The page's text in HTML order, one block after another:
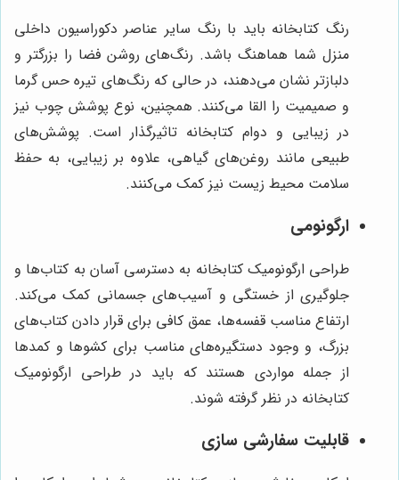
رنگ کتابخانه باید با رنگ سایر عناصر دکوراسیون داخلی
منزل شما هماهنگ باشد. رنگ‌های روشن فضا را بزرگتر و
دلبازتر نشان می‌دهند، در حالی که رنگ‌های تیره حس گرما
و صمیمیت را القا می‌کنند. همچنین، نوع پوشش چوب نیز
در زیبایی و دوام کتابخانه تاثیرگذار است. پوشش‌های
طبیعی مانند روغن‌های گیاهی، علاوه بر زیبایی، به حفظ
سلامت محیط زیست نیز کمک می‌کنند.
ارگونومی
طراحی ارگونومیک کتابخانه به دسترسی آسان به کتاب‌ها و
جلوگیری از خستگی و آسیب‌های جسمانی کمک می‌کند.
ارتفاع مناسب قفسه‌ها، عمق کافی برای قرار دادن کتاب‌های
بزرگ، و وجود دستگیره‌های مناسب برای کشوها و کمدها
از جمله مواردی هستند که باید در طراحی ارگونومیک
کتابخانه در نظر گرفته شوند.
قابلیت سفارشی سازی